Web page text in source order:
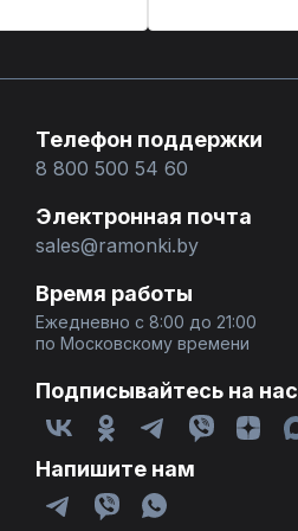
Телефон поддержки
8 800 500 54 60
Электронная почта
sales@ramonki.by
Время работы
Ежедневно с 8:00 до 21:00
по Московскому времени
Подписывайтесь на нас
Напишите нам